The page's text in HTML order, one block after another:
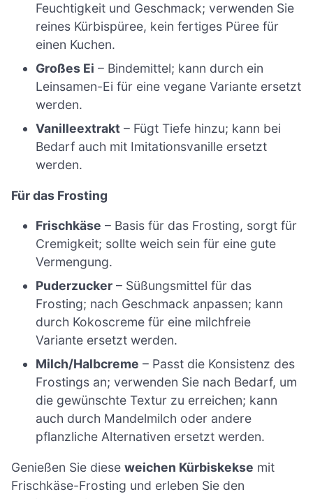
Feuchtigkeit und Geschmack; verwenden Sie
reines Kürbispüree, kein fertiges Püree für
einen Kuchen.
Großes Ei – Bindemittel; kann durch ein
Leinsamen-Ei für eine vegane Variante ersetzt
werden.
Vanilleextrakt – Fügt Tiefe hinzu; kann bei
Bedarf auch mit Imitationsvanille ersetzt
werden.
Für das Frosting
Frischkäse – Basis für das Frosting, sorgt für
Cremigkeit; sollte weich sein für eine gute
Vermengung.
Puderzucker – Süßungsmittel für das
Frosting; nach Geschmack anpassen; kann
durch Kokoscreme für eine milchfreie
Variante ersetzt werden.
Milch/Halbcreme – Passt die Konsistenz des
Frostings an; verwenden Sie nach Bedarf, um
die gewünschte Textur zu erreichen; kann
auch durch Mandelmilch oder andere
pflanzliche Alternativen ersetzt werden.
Genießen Sie diese weichen Kürbiskekse mit
Frischkäse-Frosting und erleben Sie den